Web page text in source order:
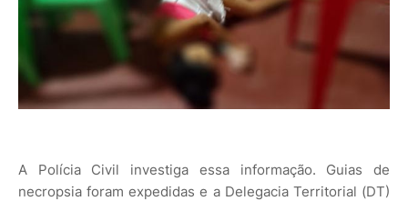
A Polícia Civil investiga essa informação. Guias de
necropsia foram expedidas e a Delegacia Territorial (DT)